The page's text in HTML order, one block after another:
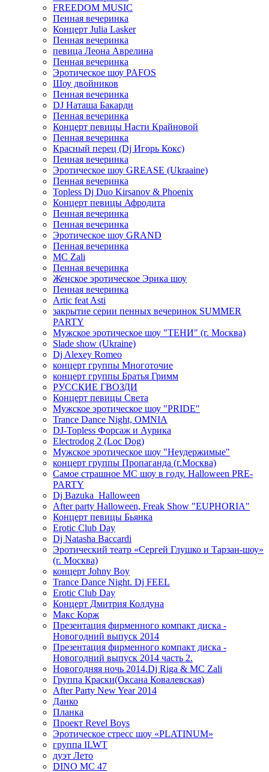
FREEDOM MUSIC
Пенная вечеринка
Концерт Julia Lasker
Пенная вечеринка
певица Леона Аврелина
Пенная вечеринка
Эротическое шоу PAFOS
Шоу двойников
Пенная вечеринка
DJ Наташа Бакарди
Пенная вечеринка
Концерт певицы Насти Крайновой
Пенная вечеринка
Красный перец (Dj Игорь Кокс)
Пенная вечеринка
Эротическое шоу GREASE (Ukraaine)
Пенная вечеринка
Topless Dj Duo Kirsanov & Phoenix
Концерт певицы Афродита
Пенная вечеринка
Пенная вечеринка
Эротическое шоу GRAND
Пенная вечеринка
MC Zali
Пенная вечеринка
Женское эротическое Эрика шоу
Пенная вечеринка
Artic feat Asti
закрытие серии пенных вечеринок SUMMER
PARTY
Мужское эротическое шоу "ТЕНИ" (г. Москва)
Slade show (Ukraine)
Dj Alexey Romeo
концерт группы Многоточие
концерт группы Братья Гримм
РУССКИЕ ГВОЗДИ
Концерт певицы Света
Мужское эротическое шоу "PRIDE"
Trance Dance Night, OMNIA
DJ-Topless Форсаж и Аурика
Electrodog 2 (Loc Dog)
Мужское эротическое шоу "Неудержимые"
концерт группы Пропаганда (г.Москва)
Самое страшное МС шоу в году. Halloween PRE-
PARTY
Dj Bazuka_Halloween
After party Halloween, Freak Show "EUPHORIA"
Концерт певицы Бьянка
Erotic Club Day
Dj Natasha Baccardi
Эротический театр «Сергей Глушко и Тарзан-шоу»
(г. Москва)
концерт Johny Boy
Trance Dance Night. Dj FEEL
Erotic Club Day
Концерт Дмитрия Колдуна
Макс Корж
Презентация фирменного компакт диска -
Новогодний выпуск 2014
Презентация фирменного компакт диска -
Новогодний выпуск 2014 часть 2.
Новогодняя ночь 2014.Dj Riga & MC Zali
Группа Краски(Оксана Ковалевская)
After Party New Year 2014
Данко
Планка
Проект Revel Boys
Эротическое стресс шоу «PLATINUM»
группа ILWT
дуэт Лето
DINO MC 47